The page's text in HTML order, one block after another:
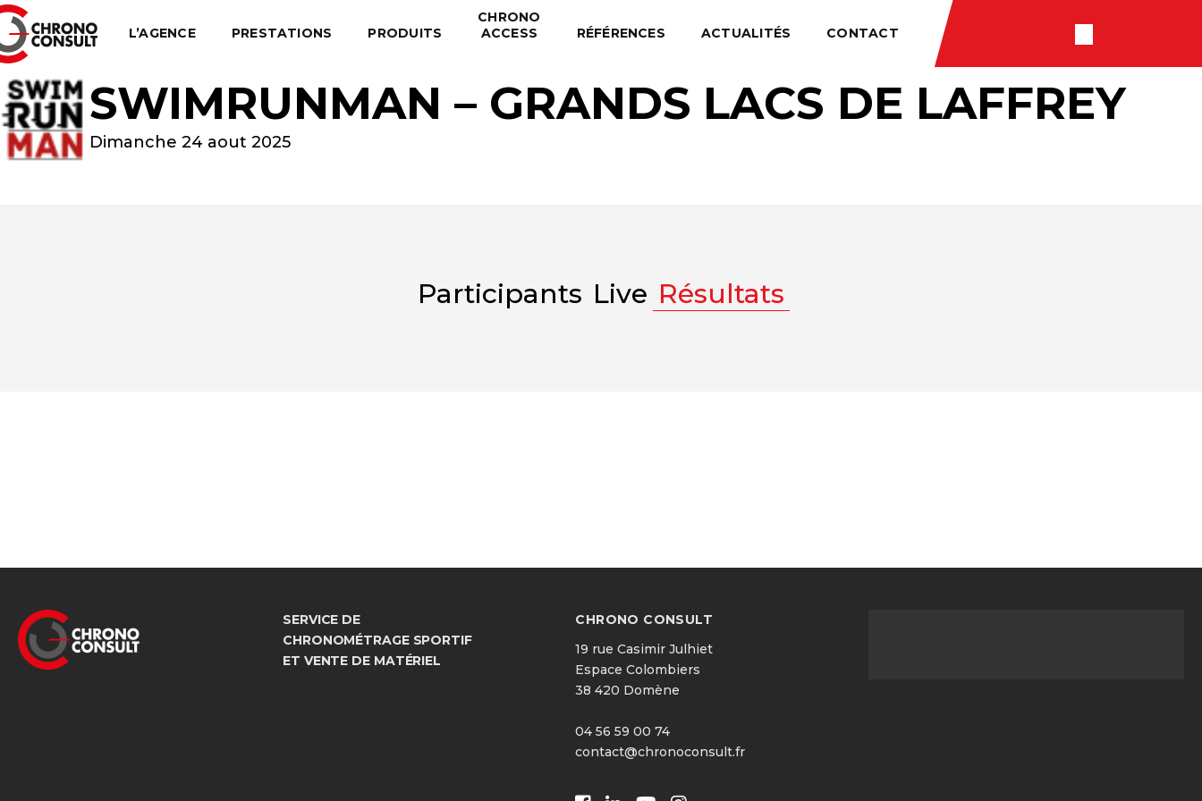
L’AGENCE PRESTATIONS PRODUITS
CHRONO
ACCESS
RÉFÉRENCES ACTUALITÉS CONTACT
RÉSULTATS
SWIMRUNMAN – GRANDS LACS DE LAFFREY
Dimanche 24 aout 2025
Participants Live Résultats
SERVICE DE
CHRONOMÉTRAGE SPORTIF
ET VENTE DE MATÉRIEL
CHRONO CONSULT
19 rue Casimir Julhiet
Espace Colombiers
38 420 Domène
04 56 59 00 74
contact@chronoconsult.fr